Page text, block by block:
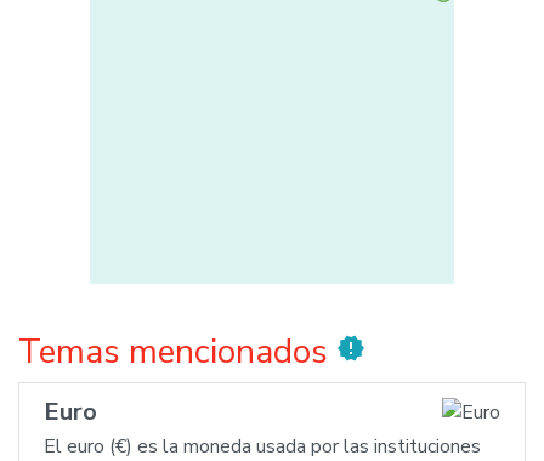
Temas mencionados new_releases
Euro
El euro (€) es la moneda usada por las instituciones